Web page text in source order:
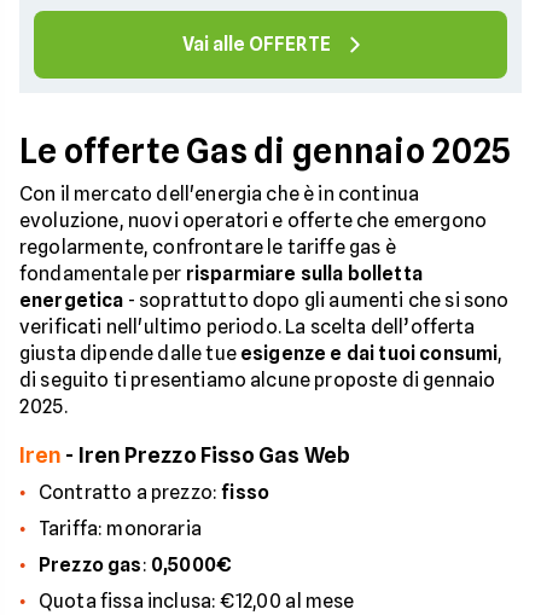
Vai alle OFFERTE
Le offerte Gas di gennaio 2025
Con il mercato dell'energia che è in continua
evoluzione, nuovi operatori e offerte che emergono
regolarmente, confrontare le tariffe gas è
fondamentale per risparmiare sulla bolletta
energetica - soprattutto dopo gli aumenti che si sono
verificati nell'ultimo periodo. La scelta dell’offerta
giusta dipende dalle tue esigenze e dai tuoi consumi,
di seguito ti presentiamo alcune proposte di gennaio
2025.
Iren - Iren Prezzo Fisso Gas Web
Contratto a prezzo:fisso
Tariffa: monoraria
Prezzo gas: 0,5000€
Quota fissa inclusa: €12,00 al mese